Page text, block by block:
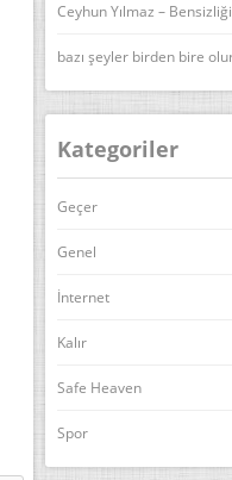
Ceyhun Yılmaz –
bazı şeyler birden bire
Kategoriler
Geçer
Genel
İnternet
Kalır
Safe Heaven
Spor